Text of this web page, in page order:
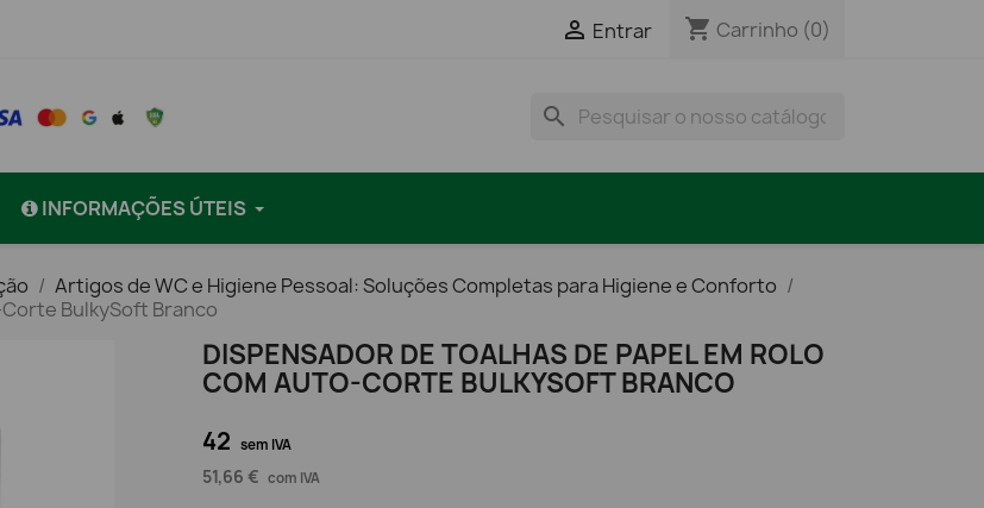
 Entrar shopping_cart Carrinho (0)
search
INFORMAÇÕES ÚTEIS
Artigos de WC e Higiene Pessoal: Soluções Completas para Higiene e Conforto
BulkySoft Branco
DISPENSADOR DE TOALHAS DE PAPEL EM ROLO
COM AUTO-CORTE BULKYSOFT BRANCO
42 sem IVA
51,66 € com IVA